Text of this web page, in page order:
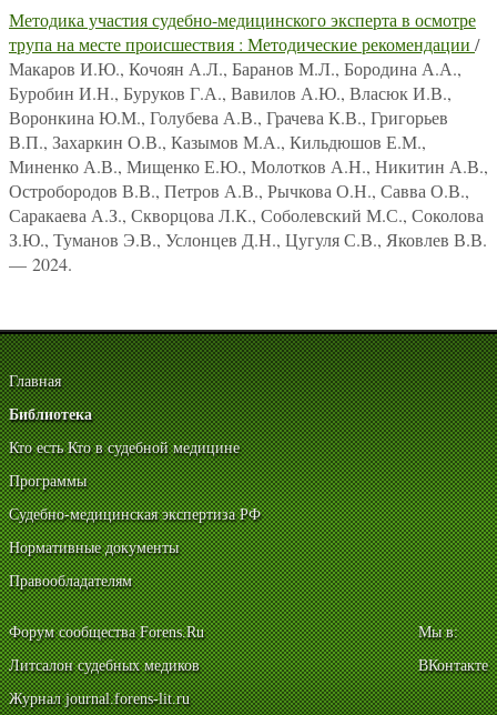
Методика участия судебно-медицинского эксперта в осмотре
трупа на месте происшествия : Методические рекомендации /
Макаров И.Ю., Кочоян А.Л., Баранов М.Л., Бородина А.А.,
Буробин И.Н., Буруков Г.А., Вавилов А.Ю., Власюк И.В.,
Воронкина Ю.М., Голубева А.В., Грачева К.В., Григорьев
В.П., Захаркин О.В., Казымов М.А., Кильдюшов Е.М.,
Миненко А.В., Мищенко Е.Ю., Молотков А.Н., Никитин А.В.,
Остробородов В.В., Петров А.В., Рычкова О.Н., Савва О.В.,
Саракаева А.З., Скворцова Л.К., Соболевский М.С., Соколова
З.Ю., Туманов Э.В., Услонцев Д.Н., Цугуля С.В., Яковлев В.В.
— 2024.
Главная
Библиотека
Кто есть Кто в судебной медицине
Программы
Судебно-медицинская экспертиза РФ
Нормативные документы
Правообладателям
Форум сообщества Forens.Ru
Литсалон судебных медиков
Журнал journal.forens-lit.ru
Мы в:
ВКонтакте